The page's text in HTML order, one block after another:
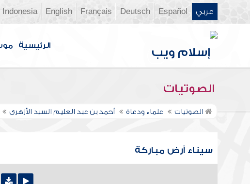
عربي Español
Deutsch
Français
English
Indonesia
الرئيسية
الصوتيات
الصوتيات علماء ودعاة أحمد بن عبد العليم السيد الأزهرى
سيناء أرض مباركة